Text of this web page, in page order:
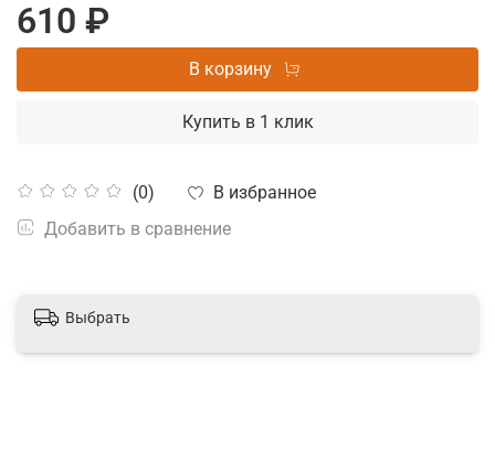
(0)
В избранное
Добавить в сравнение
610 ₽
В корзину
Купить в 1 клик
Выбрать